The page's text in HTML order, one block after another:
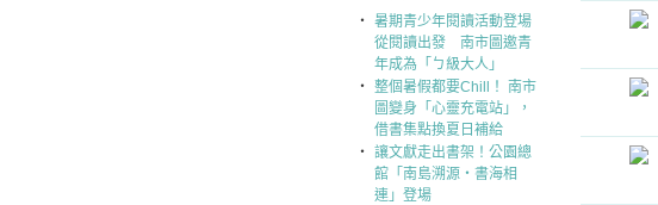
‧ 暑期青少年閱讀活動登場
從閱讀出發 南市圖邀青
年成為「ㄅ級大人」
‧ 整個暑假都要Chill！ 南市
圖變身「心靈充電站」，
借書集點換夏日補給
‧ 讓文獻走出書架！公園總
館「南島溯源‧書海相
連」登場